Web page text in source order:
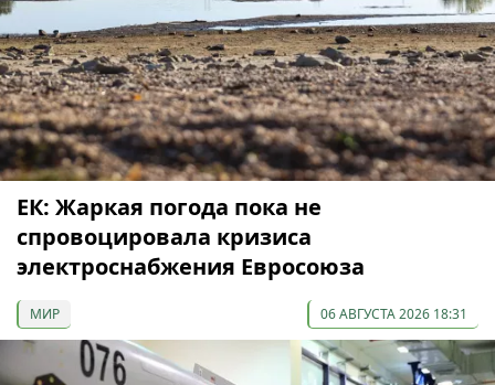
ЕК: Жаркая погода пока не
спровоцировала кризиса
электроснабжения Евросоюза
МИР 06 АВГУСТА 2026 18:31